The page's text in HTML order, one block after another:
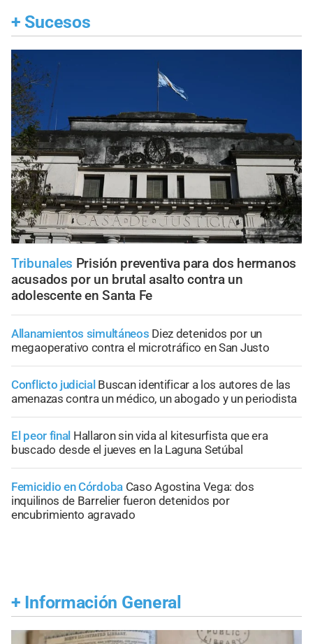
+ Sucesos
Tribunales Prisión preventiva para dos hermanos
acusados por un brutal asalto contra un
adolescente en Santa Fe
Allanamientos simultáneos Diez detenidos por un
megaoperativo contra el microtráfico en San Justo
Conflicto judicial Buscan identificar a los autores de las
amenazas contra un médico, un abogado y un periodista
El peor final Hallaron sin vida al kitesurfista que era
buscado desde el jueves en la Laguna Setúbal
Femicidio en Córdoba Caso Agostina Vega: dos
inquilinos de Barrelier fueron detenidos por
encubrimiento agravado
+ Información General